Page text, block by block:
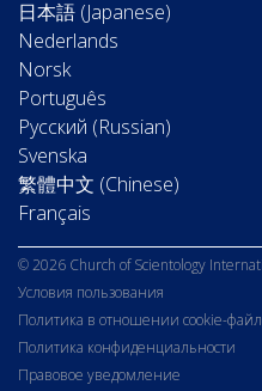
日本語 (Japanese)
Nederlands
Norsk
Português
Русский (Russian)
Svenska
繁體中文 (Chinese)
Français
© 2026 Church of Scientology
Условия пользования
Политика в отношении cookie-
Политика конфиденциальности
Правовое уведомление